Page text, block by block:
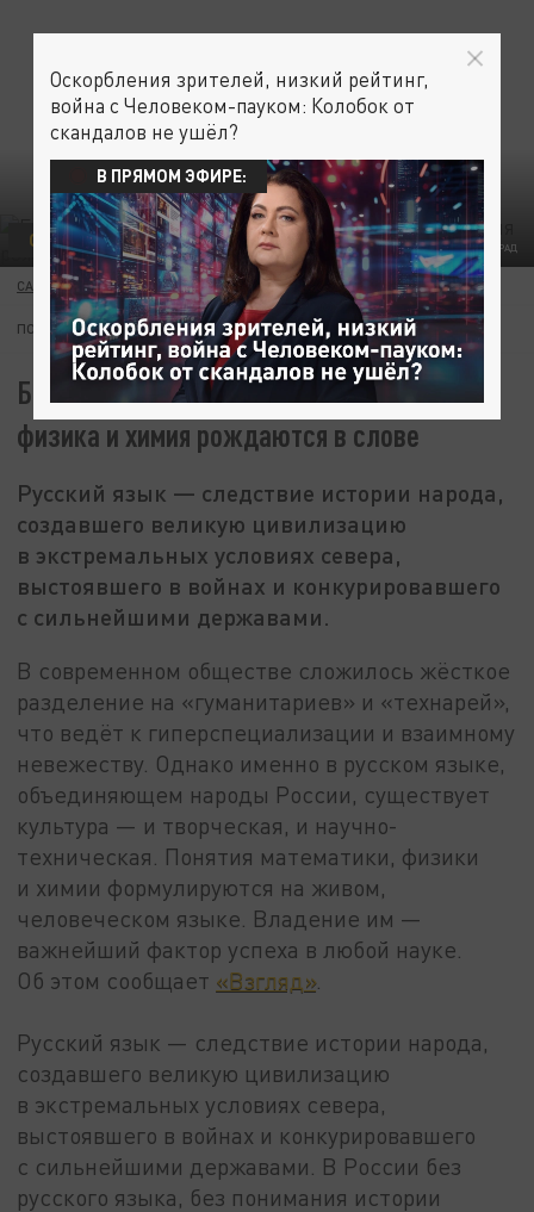
ФОТО: КОЛЛАЖ ЦАРЬГРАД
ОБЩЕСТВО
САША БЕЛАЯ 04 ИЮНЯ 02:27
ПОДПИШИТЕСЬ:
Без русского языка не стать учёным:
физика и химия рождаются в слове
Русский язык — следствие истории народа,
создавшего великую цивилизацию
в экстремальных условиях севера,
выстоявшего в войнах и конкурировавшего
с сильнейшими державами.
В современном обществе сложилось жёсткое
разделение на «гуманитариев» и «технарей»,
что ведёт к гиперспециализации и взаимному
невежеству. Однако именно в русском языке,
объединяющем народы России, существует
культура — и творческая, и научно-
техническая. Понятия математики, физики
и химии формулируются на живом,
человеческом языке. Владение им —
важнейший фактор успеха в любой науке.
Об этом сообщает «Взгляд»
Русский язык — следствие истории народа,
создавшего великую цивилизацию
в экстремальных условиях севера,
выстоявшего в войнах и конкурировавшего
с сильнейшими державами. В России без
русского языка, без понимания истории
Оскорбления зрителей, низкий рейтинг,
война с Человеком-пауком: Колобок от
скандалов не ушёл?
В ПРЯМОМ ЭФИРЕ: